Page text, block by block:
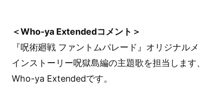
＜Who-ya Extendedコメント＞
『呪術廻戦 ファントムパレード』オリジナルメ
インストーリー呪獄島編の主題歌を担当します、
Who-ya Extendedです。